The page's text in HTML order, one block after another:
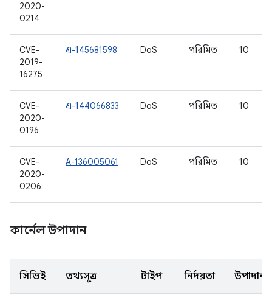
2020-
0214
CVE-
2019-
16275
এ-145681598 DoS পরিমিত 10
CVE-
2020-
0196
এ-144066833 DoS পরিমিত 10
CVE-
2020-
0206
A-136005061 DoS পরিমিত 10
কার্নেল উপাদান
সিভিই তথ্যসূত্র টাইপ নির্দয়তা উপাদান